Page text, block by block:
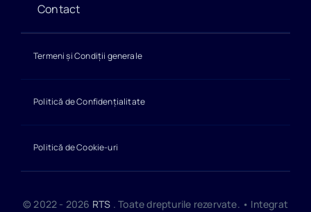
Contact
Termeni și Condiții generale
Politică de Confidențialitate
Politică de Cookie-uri
© 2022 - 2026 RTS . Toate drepturile rezervate. • Integrat